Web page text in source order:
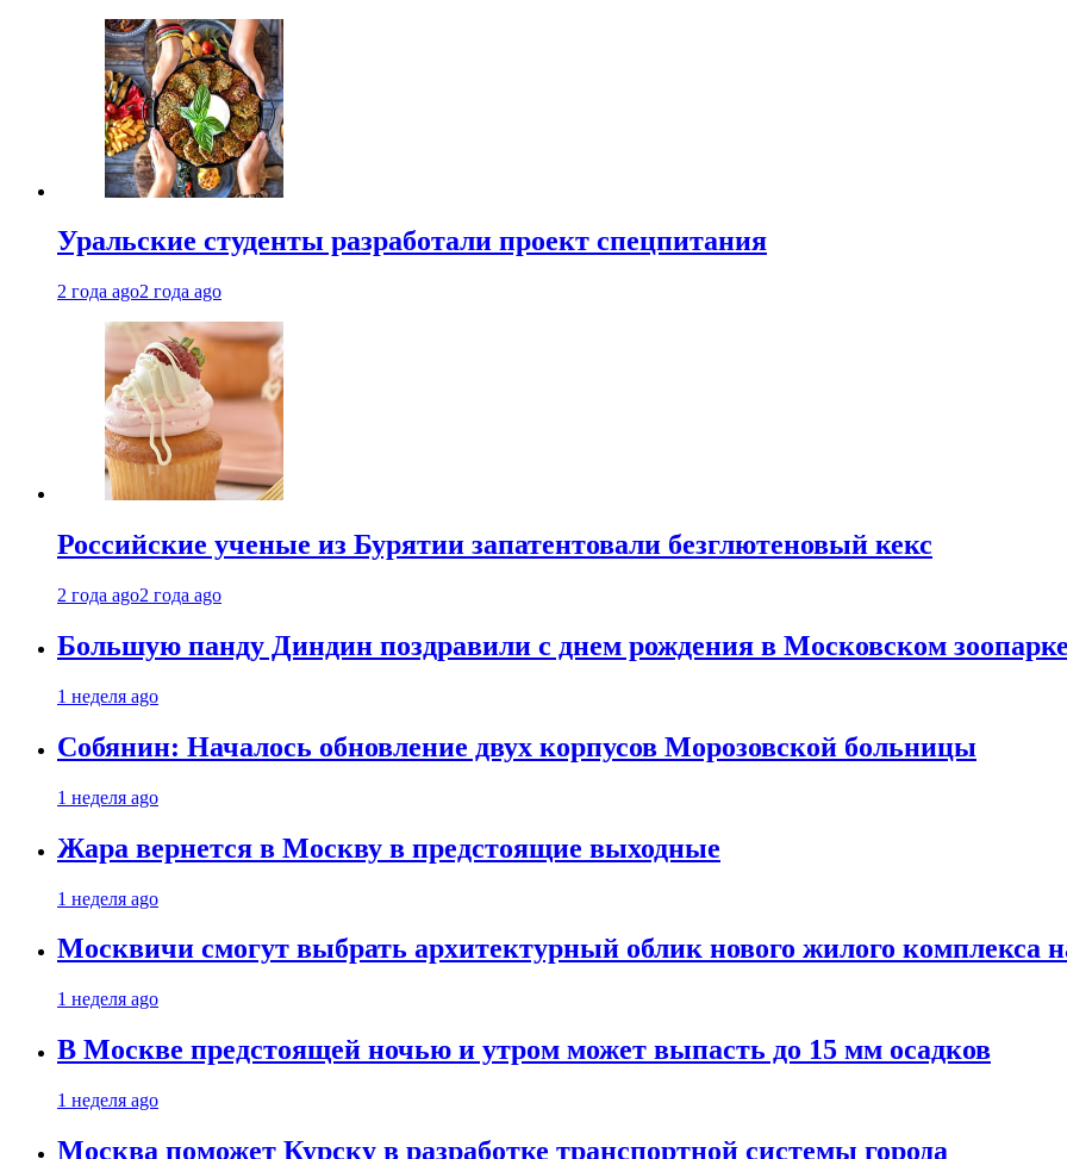
Уральские студенты разработали проект спецпитания
2 года ago2 года ago
Российские ученые из Бурятии запатентовали безглютеновый кекс
2 года ago2 года ago
Большую панду Диндин поздравили с днем рождения в Московском зоопарке
1 неделя ago
Собянин: Началось обновление двух корпусов Морозовской больницы
1 неделя ago
Жара вернется в Москву в предстоящие выходные
1 неделя ago
Москвичи смогут выбрать архитектурный облик нового жилого комплекса
1 неделя ago
В Москве предстоящей ночью и утром может выпасть до 15 мм осадков
1 неделя ago
Москва поможет Курску в разработке транспортной системы города